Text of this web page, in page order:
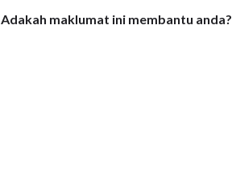
Adakah maklumat ini membantu anda?